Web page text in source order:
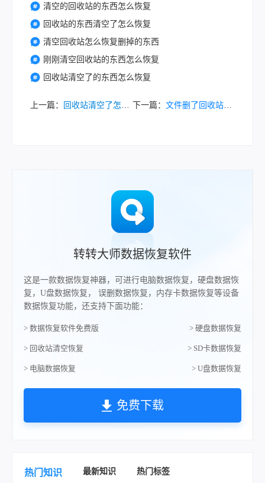
清空的回收站的东西怎么恢复
回收站的东西清空了怎么恢复
清空回收站怎么恢复删掉的东西
刚刚清空回收站的东西怎么恢复
回收站清空了的东西怎么恢复
上一篇： 回收站清空了怎么恢复回来？小编亲测有效的恢复方法大揭秘！ 下一篇： 文件删了回收站清空了怎么恢复？这几种方法亲测有效！
转转大师数据恢复软件
这是一款数据恢复神器，可进行电脑数据恢复，硬盘数据恢
复，U盘数据恢复， 误删数据恢复，内存卡数据恢复等设备
数据恢复功能，还支持下面功能：
> 数据恢复软件免费版 > 硬盘数据恢复
> 回收站清空恢复 > SD卡数据恢复
> 电脑数据恢复 > U盘数据恢复
免费下载
热门知识 最新知识 热门标签